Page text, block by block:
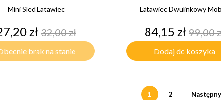
Mini Sled Latawiec
zł Cena
podstawowa
32,00 zł
brak na stanie
Latawiec Dwulinkowy
Cena
84,15 zł Cena
99,00
Dodaj do koszyka
1 2 Następny